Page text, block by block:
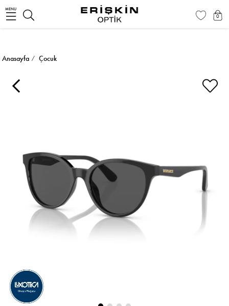
MENU
0
Anasayfa Çocuk